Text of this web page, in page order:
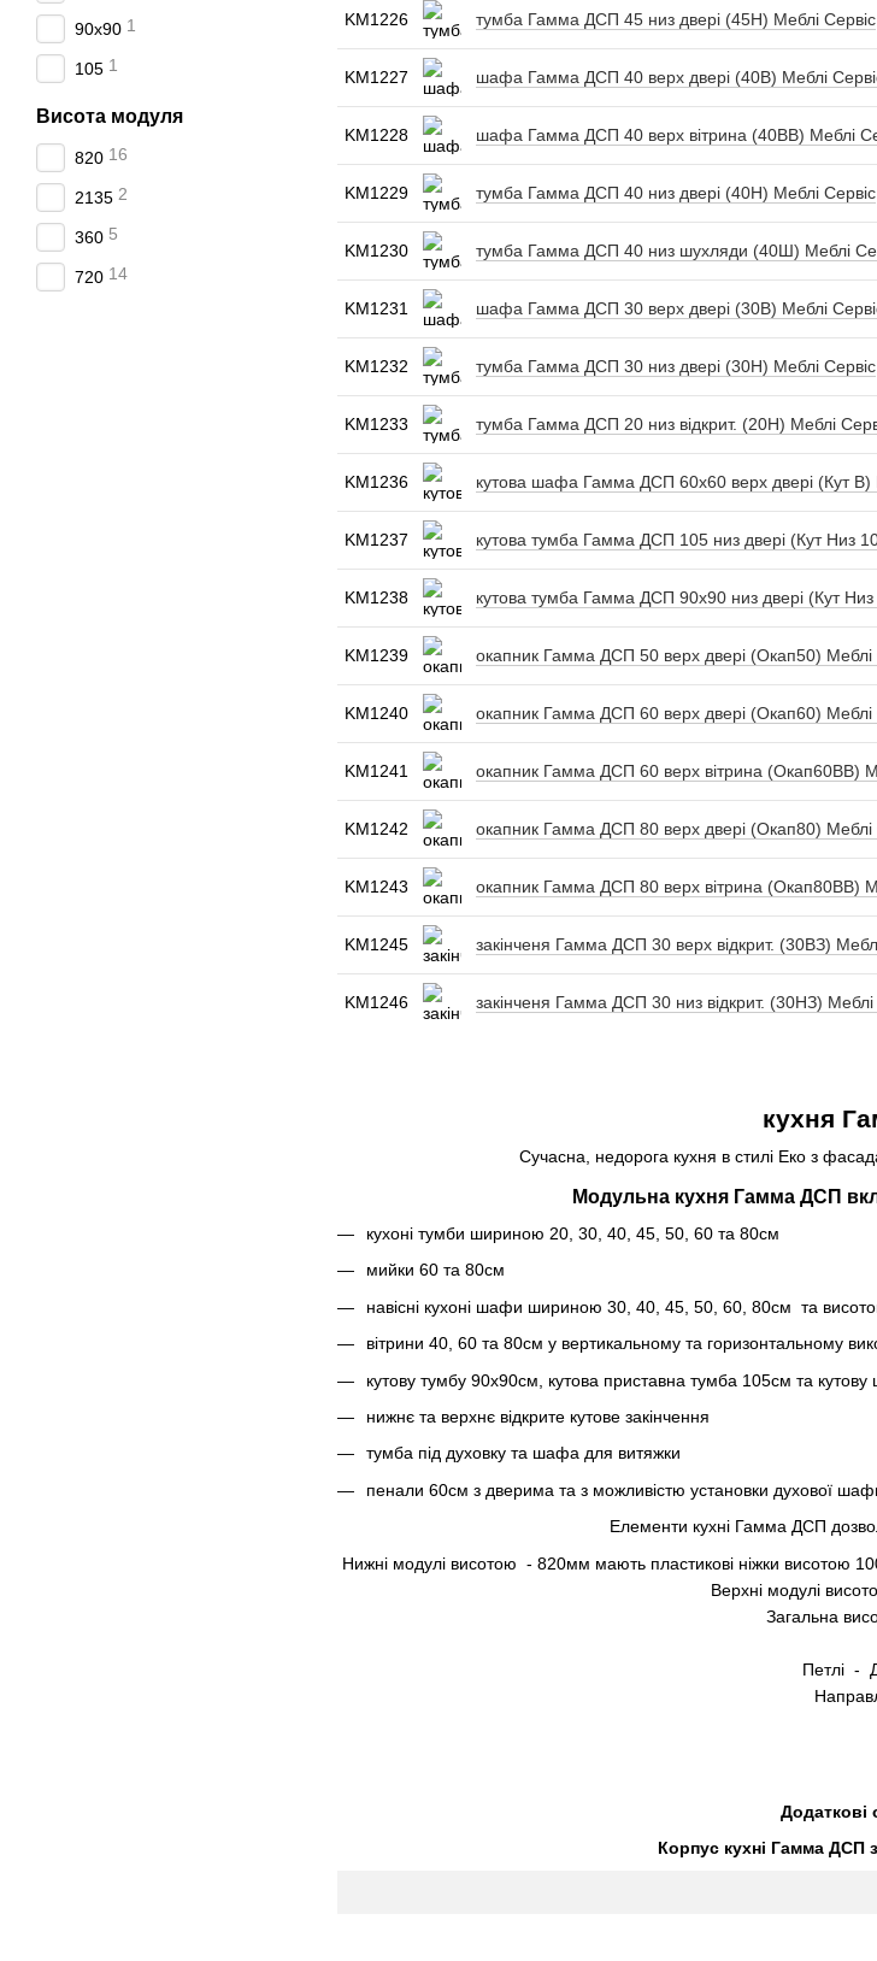
кухня
Сучасна, недорога кухня в стилі Еко з
Модульна кухня Гамма ДСП
кухоні тумби шириною 20, 30, 40, 45, 50, 60 та 80см
мийки 60 та 80см
навісні кухоні шафи шириною 30, 40, 45, 50, 60, 80см та
вітрини 40, 60 та 80см у вертикальному та горизонтальному
кутову тумбу 90х90см, кутова приставна тумба 105см та
нижнє та верхнє відкрите кутове закінчення
тумба під духовку та шафа для витяжки
пенали 60см з дверима та з можливістю установки духової
Елементи кухні Гамма ДСП
Нижні модулі висотою - 820мм мають пластикові ніжки висотою
Верхні модулі
Загальна
Петлі -
Додаткові
Корпус кухні Гамма ДСП
KM1226 тумба Гамма ДСП 45 низ двері (45Н) Меблі Сервіс
KM1227 шафа Гамма ДСП 40 верх двері (40В) Меблі
KM1228 шафа Гамма ДСП 40 верх вітрина (40ВВ) Меблі
KM1229 тумба Гамма ДСП 40 низ двері (40Н) Меблі Сервіс
KM1230 тумба Гамма ДСП 40 низ шухляди (40Ш) Меблі
KM1231 шафа Гамма ДСП 30 верх двері (30В) Меблі
KM1232 тумба Гамма ДСП 30 низ двері (30Н) Меблі Сервіс
KM1233 тумба Гамма ДСП 20 низ відкрит. (20Н) Меблі
KM1236 кутова шафа Гамма ДСП 60х60 верх двері (Кут В)
KM1237 кутова тумба Гамма ДСП 105 низ двері (Кут Низ
KM1238 кутова тумба Гамма ДСП 90х90 низ двері (Кут
KM1239 окапник Гамма ДСП 50 верх двері (Окап50) Меблі
KM1240 окапник Гамма ДСП 60 верх двері (Окап60) Меблі
KM1241 окапник Гамма ДСП 60 верх вітрина (Окап60ВВ)
KM1242 окапник Гамма ДСП 80 верх двері (Окап80) Меблі
KM1243 окапник Гамма ДСП 80 верх вітрина (Окап80ВВ)
KM1245 закінченя Гамма ДСП 30 верх відкрит. (30ВЗ)
KM1246 закінченя Гамма ДСП 30 низ відкрит. (30НЗ) Меблі
90х90 1
105 1
Висота модуля
820 16
2135 2
360 5
720 14